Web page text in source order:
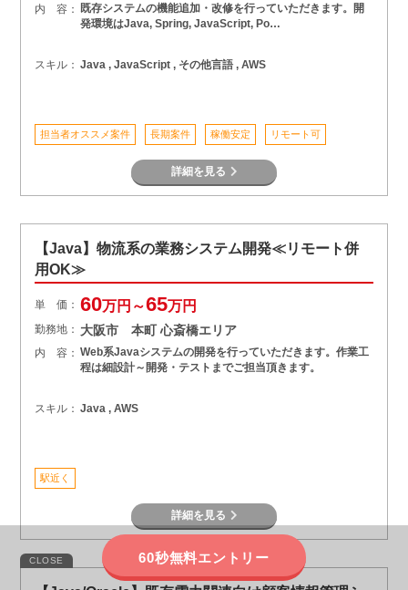
内 容：
既存システムの機能追加・改修を行っていただきます。開
発環境はJava, Spring, JavaScript, Po…
スキル： Java , JavaScript , その他言語 , AWS
担当者オススメ案件 長期案件 稼働安定 リモート可
詳細を見る
【Java】物流系の業務システム開発≪リモート併
用OK≫
単 価： 60万円～65万円
勤務地： 大阪市 本町 心斎橋エリア
内 容： Web系Javaシステムの開発を行っていただきます。作業工
程は細設計～開発・テストまでご担当頂きます。
スキル： Java , AWS
駅近く
詳細を見る
CLOSE 60秒無料エントリー